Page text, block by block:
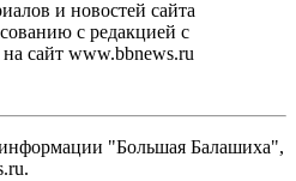
и новостей сайта
с редакцией с
сайт www.bbnews.ru
информации "Большая Балашиха",